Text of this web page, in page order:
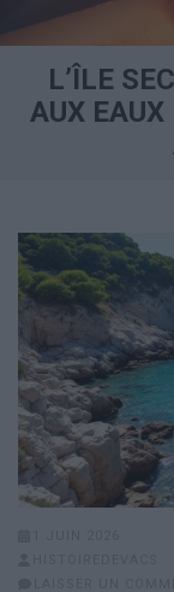
L’ÎLE
AUX EAUX